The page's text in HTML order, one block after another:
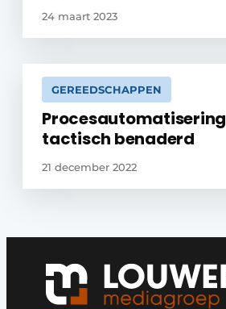
24 maart 2023
GEREEDSCHAPPEN
Procesautomatisering
tactisch benaderd
21 december 2022